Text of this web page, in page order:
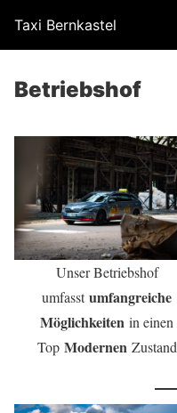
Taxi Bernkastel
Betriebshof
Unser Betriebshof
umfasstumfangreiche
Möglichkeiten in einen
Top Modernen Zustand